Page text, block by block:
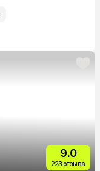
9.0
223 отзыва